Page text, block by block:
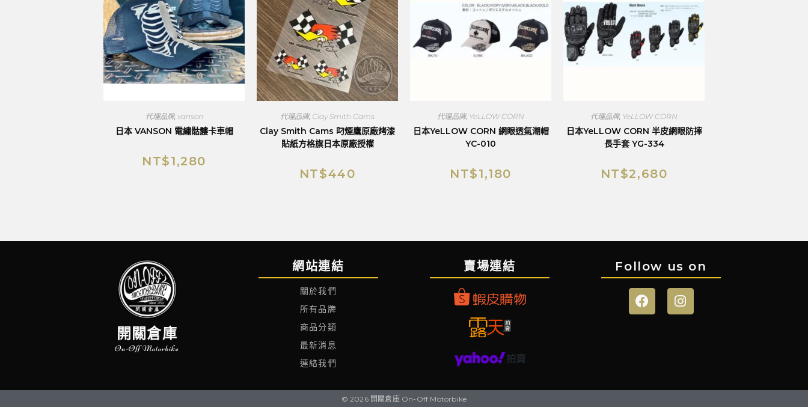
代理品牌, vanson
日本 VANSON 電繡骷髏卡車帽
NT$1,280
代理品牌, Clay Smith Cams
Clay Smith Cams 叼煙鷹原廠烤漆
貼紙方格旗日本原廠授權
NT$440
代理品牌, YeLLOW CORN
日本YeLLOW CORN 網眼透氣潮帽
YC-010
NT$1,180
代理品牌, YeLLOW CORN
日本YeLLOW CORN 半皮網眼防摔
長手套 YG-334
NT$2,680
開關倉庫
On-Off Motorbike
網站連結
關於我們
所有品牌
商品分類
最新消息
連絡我們
賣場連結 Follow us on
© 2026 開關倉庫 On-Off Motorbike